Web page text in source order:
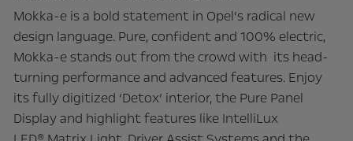
Mokka-e is a bold statement in Opel’s radical new
design language. Pure, confident and 100% electric,
Mokka-e stands out from the crowd with its head-
turning performance and advanced features. Enjoy
its fully digitized ‘Detox’ interior, the Pure Panel
Display and highlight features like IntelliLux